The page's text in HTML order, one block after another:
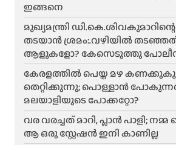
ഇങ്ങനെ
മുഖ്യമന്ത്രി
തടയാൻ ശ്രമം:.വഴിയിൽ
ആളുകളോ? കേസെടുത്തു
കേരളത്തിൽ പെയ്ത മഴ
തെറ്റിക്കുന്നു; പൊള്ളാൻ
മലയാളിയുടെ പോക്കറ്റോ?
വര വരച്ചത് മാറി, പ്ലാൻ പാളി;
ആ ഒരു സ്റ്റേഷൻ ഇനി കാണില്ല